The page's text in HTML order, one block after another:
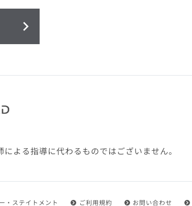
サービスの利用規約（以下、「本規約」といいます）
の示す利用環境に適合していない場合や自らの機器の
ない場合があることを予め了承するものとします。ま
生じた場合には、その都度速やかに本サイト内に設
よる指導に代わるものではございません。
・ステイトメント ご利用規約 お問い合わせ